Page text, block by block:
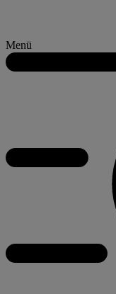
Menü